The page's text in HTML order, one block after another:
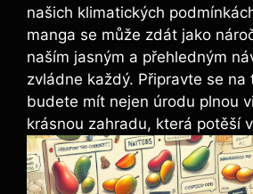
našich klimatických
manga se může zdát jako
naším jasným a přehledným
zvládne každý. Připravte se na
budete mít nejen úrodu plnou
krásnou zahradu, která potěší